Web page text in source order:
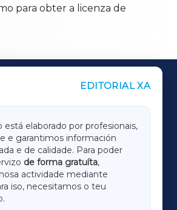
para obter a licenza de
EDITORIAL XA
está elaborado por profesionais,
e garantimos información
e de calidade. Para poder
de forma gratuíta,
actividade mediante
iso, necesitamos o teu
LUGOXA
TERRACHAXA